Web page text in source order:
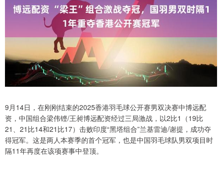
9月14日，在刚刚结束的2025香港羽毛球公开赛男双决赛中博远配
资，中国组合梁伟铿/王昶博远配资经过三局激战，以2比1（19比
21、21比14和21比17）击败印度“黑塔组合”兰基雷迪/谢提，成功夺
得冠军。这是两人本赛季的首个冠军，也是中国羽毛球队男双项目时
隔11年再度在该项赛事中登顶。